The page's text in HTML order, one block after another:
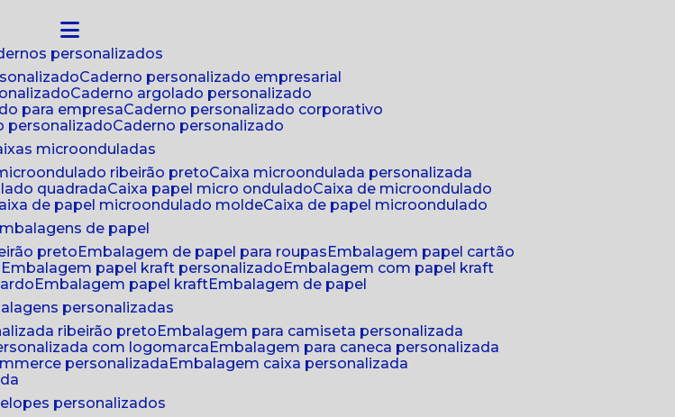
personalizados
caderno personalizado empresarial
caderno argolado personalizado
para empresa
caderno personalizado corporativo
personalizado
caderno personalizado
microonduladas
ribeirão preto
caixa microondulada personalizada
quadrada caixa papel micro ondulado
caixa de microondulado
caixa de papel microondulado molde
caixa de papel microondulado
embalagens de papel
preto embalagem de papel para roupas
embalagem papel cartão
embalagem papel kraft personalizado
embalagem com papel kraft
embalagem papel kraft
embalagem de papel
personalizadas
ribeirão preto
embalagem para camiseta personalizada
com logomarca
embalagem para caneca personalizada
personalizada
embalagem caixa personalizada
personalizados